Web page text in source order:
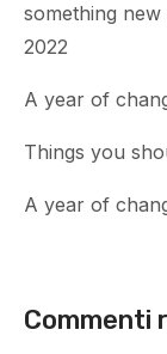
something
2022
A year of
Things you
A year of
Commenti